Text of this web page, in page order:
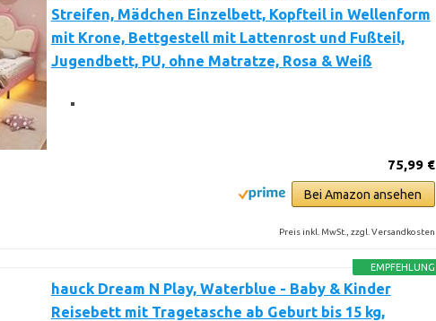
Streifen, Mädchen Einzelbett, Kopfteil in Wellenform
mit Krone, Bettgestell mit Lattenrost und Fußteil,
Jugendbett, PU, ohne Matratze, Rosa & Weiß
75,99 €
Bei Amazon ansehen
Preis inkl. MwSt., zzgl. Versandkosten
EMPFEHLUNG
hauck Dream N Play, Waterblue - Baby & Kinder
Reisebett mit Tragetasche ab Geburt bis 15 kg,